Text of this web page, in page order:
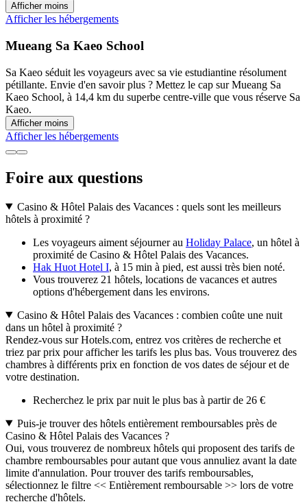
Afficher moins
Afficher les hébergements
Mueang Sa Kaeo School
Sa Kaeo séduit les voyageurs avec sa vie estudiantine résolument
pétillante. Envie d'en savoir plus ? Mettez le cap sur Mueang Sa
Kaeo School, à 14,4 km du superbe centre-ville que vous réserve Sa
Kaeo.
Afficher moins
Afficher les hébergements
Foire aux questions
Casino & Hôtel Palais des Vacances : quels sont les meilleurs
hôtels à proximité ?
Les voyageurs aiment séjourner au Holiday Palace, un hôtel à
proximité de Casino & Hôtel Palais des Vacances.
Hak Huot Hotel I, à 15 min à pied, est aussi très bien noté.
Vous trouverez 21 hôtels, locations de vacances et autres
options d'hébergement dans les environs.
Casino & Hôtel Palais des Vacances : combien coûte une nuit
dans un hôtel à proximité ?
Rendez-vous sur Hotels.com, entrez vos critères de recherche et
triez par prix pour afficher les tarifs les plus bas. Vous trouverez des
chambres à différents prix en fonction de vos dates de séjour et de
votre destination.
Recherchez le prix par nuit le plus bas à partir de 26 €
Puis-je trouver des hôtels entièrement remboursables près de
Casino & Hôtel Palais des Vacances ?
Oui, vous trouverez de nombreux hôtels qui proposent des tarifs de
chambre remboursables pour autant que vous annuliez avant la date
limite d'annulation. Pour trouver des tarifs remboursables,
sélectionnez le filtre << Entièrement remboursable >> lors de votre
recherche d'hôtels.